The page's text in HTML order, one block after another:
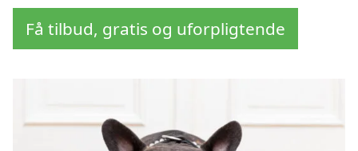
Få tilbud, gratis og uforpligtende